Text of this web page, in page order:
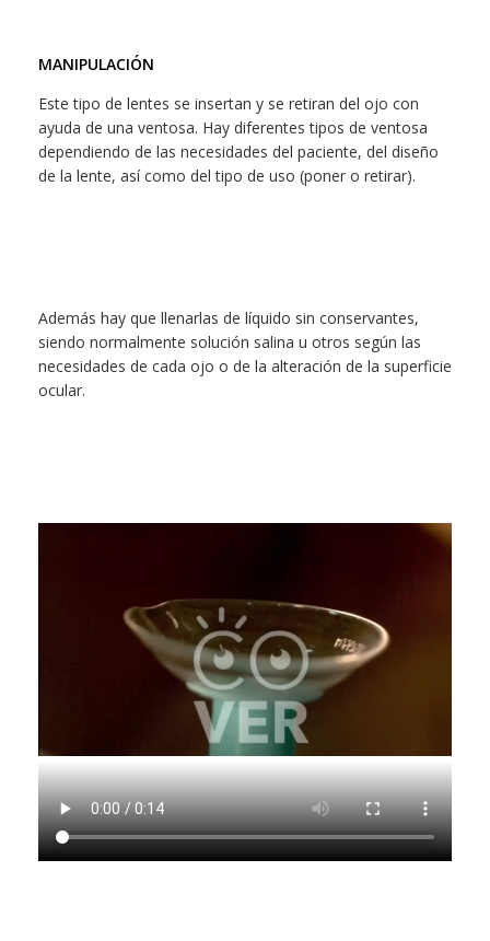
MANIPULACIÓN
Este tipo de lentes se insertan y se retiran del ojo con
ayuda de una ventosa. Hay diferentes tipos de ventosa
dependiendo de las necesidades del paciente, del diseño
de la lente, así como del tipo de uso (poner o retirar).
Además hay que llenarlas de líquido sin conservantes,
siendo normalmente solución salina u otros según las
necesidades de cada ojo o de la alteración de la superficie
ocular.